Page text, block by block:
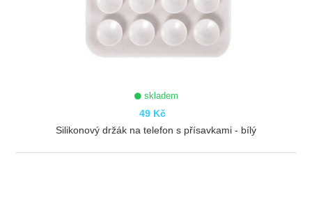
skladem
49 Kč
Silikonový držák na telefon s přísavkami - bílý